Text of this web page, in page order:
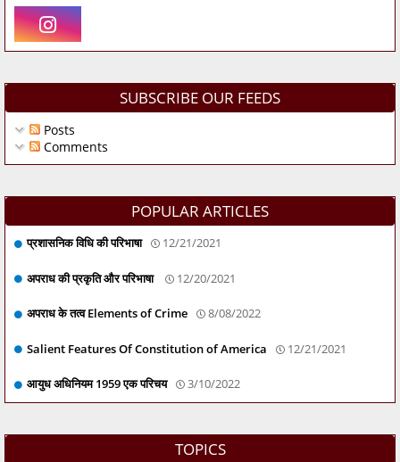
SUBSCRIBE OUR FEEDS
Posts
Comments
POPULAR ARTICLES
प्रशासनिक विधि की परिभाषा 12/21/2021
अपराध की प्रकृति और परिभाषा 12/20/2021
अपराध के तत्व Elements of Crime 8/08/2022
Salient Features Of Constitution of America 12/21/2021
आयुध अधिनियम 1959 एक परिचय 3/10/2022
TOPICS